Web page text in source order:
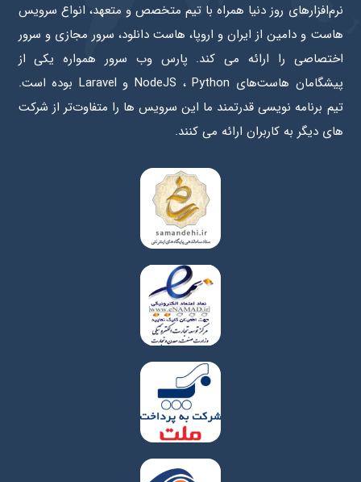
نرم‌افزار‌های روز دنیا همراه با تیم متخصص و متعهد، انواع سرویس
هاست و دامین از ایران و اروپا، هاست دانلود، سرور مجازی و سرور
اختصاصی را ارائه می کند. پارس وب سرور همواره یکی از
پیشگامان هاست‌های NodeJS ، Python و Laravel بوده است.
تیم برنامه نویسی قدرتمند ما این سرویس ها را متفاوت‌تر از شرکت
های دیگر به کاربران ارائه می کنند.